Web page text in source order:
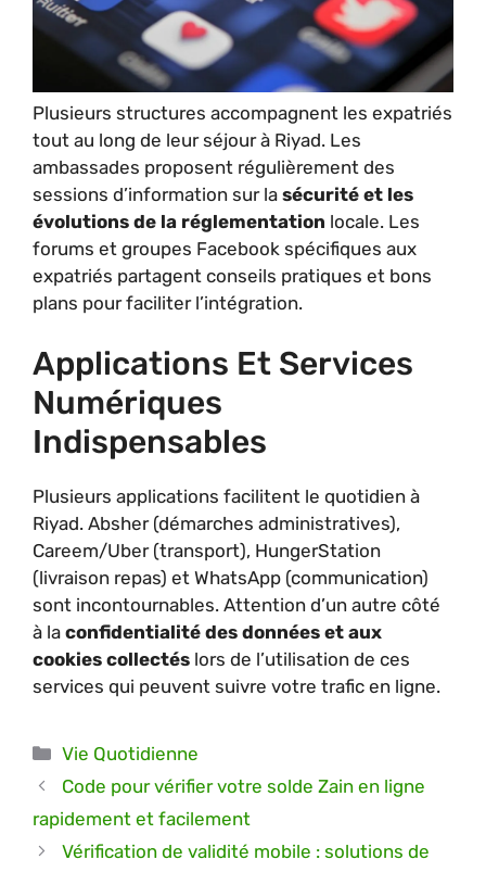
Plusieurs structures accompagnent les expatriés
tout au long de leur séjour à Riyad. Les
ambassades proposent régulièrement des
sessions d’information sur la sécurité et les
évolutions de la réglementation locale. Les
forums et groupes Facebook spécifiques aux
expatriés partagent conseils pratiques et bons
plans pour faciliter l’intégration.
Applications Et Services
Numériques
Indispensables
Plusieurs applications facilitent le quotidien à
Riyad. Absher (démarches administratives),
Careem/Uber (transport), HungerStation
(livraison repas) et WhatsApp (communication)
sont incontournables. Attention d’un autre côté
à la confidentialité des données et aux
cookies collectés lors de l’utilisation de ces
services qui peuvent suivre votre trafic en ligne.
Catégories
Vie Quotidienne
Code pour vérifier votre solde Zain en ligne
rapidement et facilement
Vérification de validité mobile : solutions de